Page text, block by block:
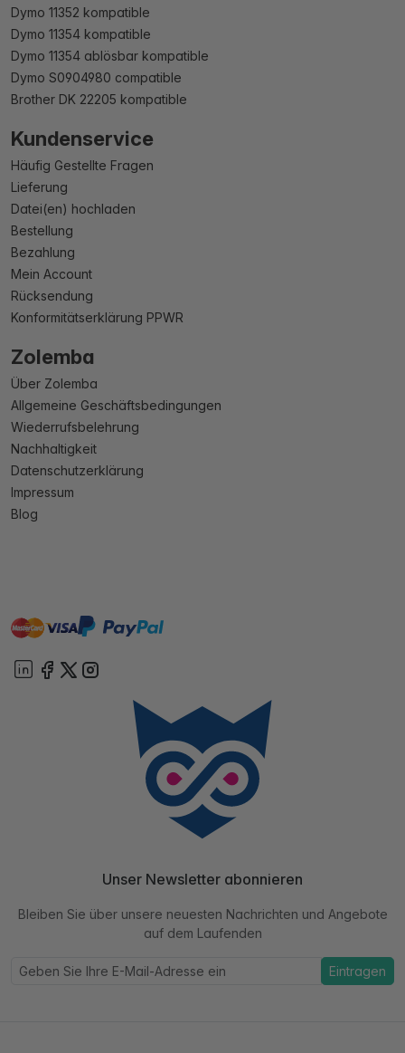
Dymo 11352 kompatible
Dymo 11354 kompatible
Dymo 11354 ablösbar kompatible
Dymo S0904980 compatible
Brother DK 22205 kompatible
Kundenservice
Häufig Gestellte Fragen
Lieferung
Datei(en) hochladen
Bestellung
Bezahlung
Mein Account
Rücksendung
Konformitätserklärung PPWR
Zolemba
Über Zolemba
Allgemeine Geschäftsbedingungen
Wiederrufsbelehrung
Nachhaltigkeit
Datenschutzerklärung
Impressum
Blog
mastervisa paypal
Unser Newsletter abonnieren
Bleiben Sie über unsere neuesten Nachrichten und Angebote
auf dem Laufenden
Eintragen